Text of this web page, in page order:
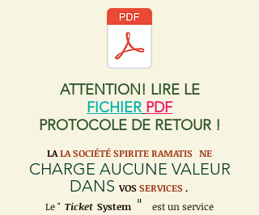
ATTENTION! LIRE LE
FICHIER PDF
PROTOCOLE DE RETOUR !
LALA SOCIÉTÉ SPIRITE RAMATIS NE
CHARGE AUCUNE VALEUR
DANS VOS SERVICES.
Le " Ticket System "
est un service